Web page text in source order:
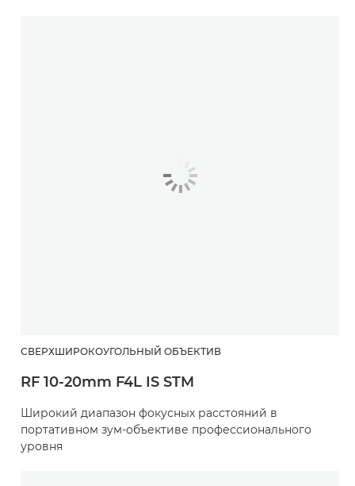
СВЕРХШИРОКОУГОЛЬНЫЙ ОБЪЕКТИВ
RF 10-20mm F4L IS STM
Широкий диапазон фокусных расстояний в
портативном зум-объективе профессионального
уровня